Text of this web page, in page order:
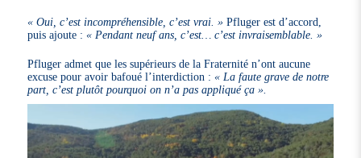
« Oui, c’est incompréhensible, c’est vrai. » Pfluger est d’accord,
puis ajoute :« Pendant neuf ans, c’est… c’est invraisemblable. »
Pfluger admet que les supérieurs de la Fraternité n’ont aucune
excuse pour avoir bafoué l’interdiction :« La faute grave de notre
part, c’est plutôt pourquoi on n’a pas appliqué ça ».